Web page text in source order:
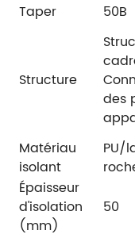
Taper 50B
Structure
des
Matériau
isolant
PU/
Épaisseur
d'isolation
(mm)
50